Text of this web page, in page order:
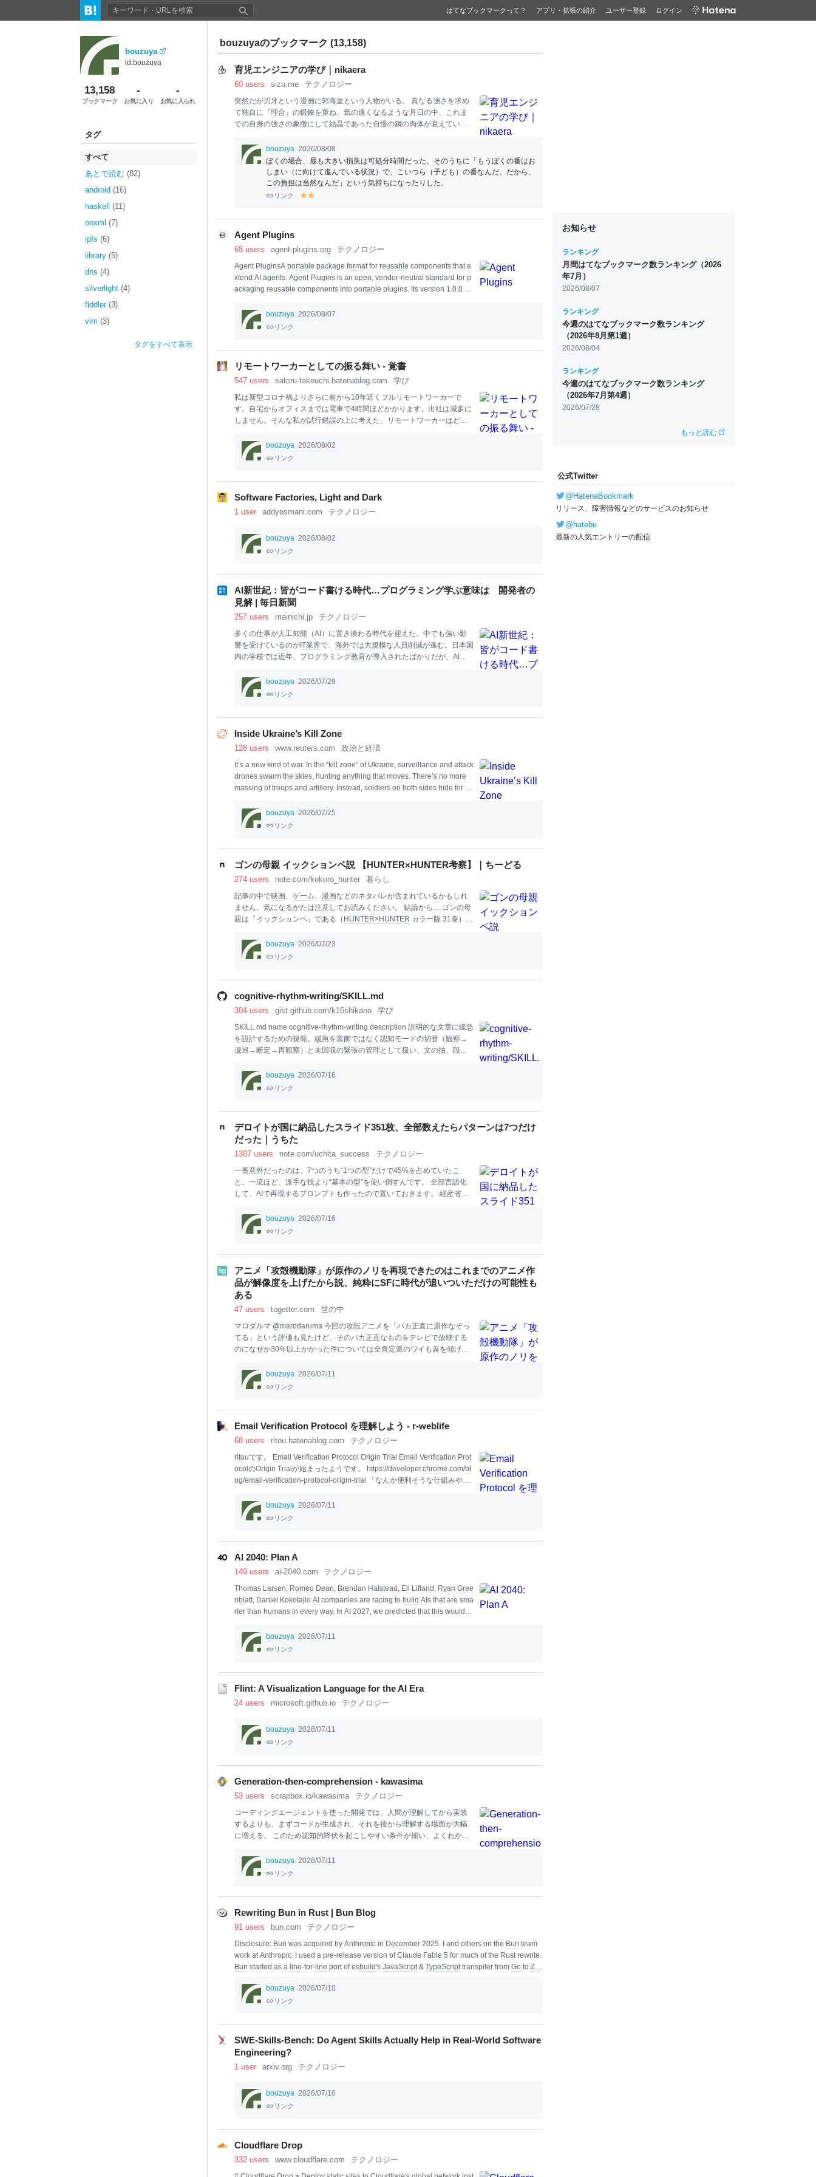
はてなブックマークって？ アプリ・拡張の紹介 ユーザー登録 ログイン
bouzuya
id:bouzuya
13,158
ブックマーク
-
お気に入り
-
お気に入られ
タグ
すべて
あとで読む (82)
android (16)
haskell (11)
ooxml (7)
ipfs (6)
library (5)
dns (4)
silverlight (4)
fiddler (3)
vim (3)
タグをすべて表示
bouzuyaのブックマーク (13,158)
育児エンジニアの学び｜nikaera
60 users sizu.me テクノロジー
突然だが刃牙という 漫画に郭海皇という人物がいる。 真なる強さを求め
て独自に『理合』の鍛錬を重ね、気の遠くなるような月日の中、これま
での自身の強さの象徴にして結晶であった自慢の鋼の肉体が衰えていく
に至る。 上記は仕事に言い換えると、
を感じるほど積極的に取り組んでいた人が、強い制約の中持続可能な 仕
への取り組み方にシフトするようなものだと感じている。 自分はまさ
に上記の状況に当てはまるエンジニア なのだが、どのように足掻きなが
らシフトしていったのかを、自らの記憶ために書き記していく。 前提家
ている ↑ は仕事
bouzuya 2026/08/08
ぼくの場合、最も大きい損失は可処分時間だった。そのうちに「もうぼくの番はお
しまい（に向けて進んでいる状況）で、こいつら（子ども）の番なんだ。だから、
この負担は当然なんだ」という気持ちになったりした。
リンク
y
lolo
Agent Plugins
68 users agent-plugins.org テクノロジー
Agent PluginsA portabl e package format for reusabl e components that e
xtend AI agents. Agent Plugins is an open, vendor-neutral standard for p
ackaging reusabl e components into portabl e plugins. Its version 1.0.0 sp
compatible clients can discover and load consistently. Why Agent Plugin
s? AI agent clients have developed their o
bouzuya 2026/08/07
リンク
リモートワーカーとしての振る舞い - 覚書
547 users satoru-takeuchi.hatenablog.com 学び
私は新型コロナ禍よりさらに前から10年近くフルリモートワーカーで
す。自宅からオフィスまでは電車で4時間ほどかかります。出社は滅多に
しません。そんな私が試行錯誤の上に考えた、リモートワーカーはどの
「企業は リモートワークを推進すべきか否か」というホットトピックに
は言及しません。あくまで自分自身リモートワーカーであることを前提
人」にならず、「やるべきことをやっているかどうか確認できる人」
「そうでないときは回りが指摘できる人」「困っていたら助言ができる
よいやり方が分かってきます。定期的
bouzuya 2026/08/02
リンク
Software Factories, Light and Dark
1 user addyosmani.com テクノロジー
bouzuya 2026/08/02
リンク
AI新世紀：皆がコード書ける時代…プログラミング学ぶ意味は 開発者の
見解 | 毎日新聞
257 users mainichi.jp テクノロジー
多くの仕事が人工知能 （AI ）に置き換わる時代を迎えた。中でも強い影
響を受けているのが IT業界で、 海外では大規模な人員削減が進む。日 本国
内の学校では近年、プログラミング教育が導入されたばかりだが、 AI が
グラミング言語「Ruby」（ルビー）の開発者として世界的に知られる、
まつもとゆきひろさん（61）に尋ねた。 ＜主な内容＞ ・まだ
らプログラミングができる」ことが特徴の「ルビー」を1995年に公開
し、現在もソフトウエア開発を続けています。しかし最近では
と
が成り立たないと言ってもいい状況です。 特に大きな転機
bouzuya 2026/07/29
リンク
Inside Ukraine’s Kill Zone
128 users www.reuters.com 政治と経済
It’s a new kind of war. In the “kill zone” of Ukraine, surveillance and attack
drones swarm the skies, hunting anything that moves. There’s no more
massing of troops and artillery. Instead, soldiers on both sides hide for m
l groups to dodge detection, often on foot or motorbike. Even then, the dr
ones hunt th em mercilessly.
bouzuya 2026/07/25
リンク
ゴンの母親 イックションペ説 【HUNTER×HUNTER考察】｜ちーどる
274 users note.com/kokoro_hunter 暮らし
記事の中で映画、 ゲーム、 漫画などのネタバレが含まれているかもしれ
ません。気になるかたは注意してお読みください。 結論から… ゴンの母
親は『イックションペ』である（ HUNTER×HUNTER カラー版 31巻）彼
ための誓約として 『肉体』も『
なければあんな
ゲーム
じゃなかったから母親のほうがイカれていたたとえ遊びでもジンが普通
の女と結婚 するわけがない そもそも無人島でゲーム
無かったはずつまり 制作メンバーの誰か であるそんな時、自分
bouzuya 2026/07/23
リンク
cognitive-rhythm-writing/SKILL.md
304 users gist.github.com/k16shikano 学び
SKILL.md name cognitive-rhythm-writing description 説明的な文章に緩急
を設計するための規範。緩急を装飾ではなく認知モードの切替（観察→
逡巡→断定→再観察）と未回収の緊張の管理として扱い、文の拍、段落
順を定める。読み物として読ませたい章・記事・解説文を生成すると
き、または「密度はあるが平坦で
（観察する、迷う、確信する、確かめ直す）を意図的に切り替え、常に
「続きを読む理由」を維持することで、読み進める推進力を作る。 併用
する規範 作業前に ../japa
bouzuya 2026/07/16
リンク
デロイトが国に納品したスライド351枚、全部数えたらパターンは7つだけ
だった｜うちた
1307 users note.com/uchita_success テクノロジー
一番意外だったのは、7つのうち“1つの型”だけで45%を占めていたこ
と。一流ほど、派手な技より“基本の型”を使い倒すんです。 全部言語化
して、 AI で再現するプロンプトも作ったので置いておきます。 経産省の
たまりで普通は世に出ません。 ただ、例外が1つだけあります。国の委託
調査です。 経産省は毎年、大量の調査事業をデロイトなど大手ファーム
型がある」と言われるじゃないですか。本 当なのか、何種類なのか。こ
の宝の山から1本選んで、確かめることにしました。 選んだのはこれ。
出典：経済産業省「令和6年度燃料安定供給対策調査等事業 最終報
bouzuya 2026/07/16
リンク
アニメ「攻殻機動隊」が原作のノリを再現できたのはこれまでのアニメ作
品が解像度を上げたから説、純粋にSFに時代が追いついただけの可能性も
ある
47 users togetter.com 世の中
マロダルマ @marodaruma 今回の攻殻アニメを「バカ正直に原作なぞっ
てる」という評価も見たけど、そのバカ正直なものをテレビで放映する
のになぜか30年以上かかった件については全肯定派のワイも首を傾げる
ションで呟いてしまったたわごとにみんな色んな意見をくれてありがて
え やっぱり ・押井版、神山版をはじめとしたメディア展開により攻殻と
bouzuya 2026/07/11
リンク
Email Verification Protocol を理解しよう - r-weblife
68 users ritou.hatenablog.com テクノロジー
ritouです。 Emai l Verification Protocol Origin Trial Emai l Verification Prot
ocolのOrigin Trialが始まったようです。 https://developer.chrome.com/bl
og/emai l-verification-protocol-origin-trial 「なんか便利そうな仕組みや
げていきましょう。 まずは説明を読んでみます。サービスの新規登録時
などに行われるメールアドレス確認は、一度受信したメールを確認しに
bouzuya 2026/07/11
リンク
AI 2040: Plan A
149 users ai-2040.com テクノロジー
Thomas Larsen, Romeo Dean, Brendan Halstead, Eli Lifland, Ryan Gree
nbl att, Daniel Kokotajlo AI companies are racing to build AI s that are sma
rter than humans in every way. In AI 2027, we predicted that this would re
our posit ive vision for what should happen instead. In this scenario, hum
anity delays the develo
bouzuya 2026/07/11
リンク
Flint: A Visualization Language for the AI Era
24 users microsoft.github.io テクノロジー
bouzuya 2026/07/11
リンク
Generation-then-comprehension - kawasima
53 users scrapbox.io/kawasima テクノロジー
コーディングエージェントを使った開発では、人間が理解してから実装
するよりも、まずコードが生成され、それを後から理解する場面が大幅
に増える。 このため認知的降伏を起こしやすい条件が揃い、よくわから
避けるために、動くテストをパスするコードを生成して終わりではな
く、生成されたコードについてコーディングエージェントに説明を求め
技術の習得速度を向上させるのか、コードの理解を妨げるのかについて
のAnthropicの研究によれば、使い方によって学習効果に有意な差がみら
れる。 学習効果の比較的低かった行動 1. AI Delegation 全
bouzuya 2026/07/11
リンク
Rewriting Bun in Rust | Bun Blog
91 users bun.com テクノロジー
Disclosure: Bun was acquired by Anthropic in December 2025. I and others on the Bun team
work at Anthropic. I used a pre-release version of Claude Fabl e 5 for much of the Rustrewrite.
Bun started as a line-for- line port of esbuild's JavaScript& TypeScripttranspiler from Go to Zig.
age Reference on
bouzuya 2026/07/10
リンク
SWE-Skills-Bench: Do Agent Skills Actually Help in Real-World Software
Engineering?
1 user arxiv.org テクノロジー
bouzuya 2026/07/10
リンク
Cloudflare Drop
332 users www.cloudflare.com テクノロジー
お知らせ
ランキング
月間はてなブックマーク数ランキング（2026
年7月）
2026/08/07
ランキング
今週のはてなブックマーク数ランキング
（2026年8月第1週）
2026/08/04
ランキング
今週のはてなブックマーク数ランキング
（2026年7月第4週）
2026/07/28
もっと読む
公式Twitter
@HatenaBookmark
リリース、障害情報などのサービスのお知らせ
@hatebu
最新の人気エントリーの配信